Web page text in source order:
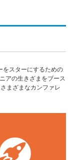
スターにするための
アの生きざまをブース
まざまなカンファレ